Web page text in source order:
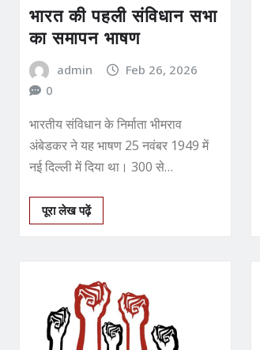
भारत की पहली संविधान सभा
का समापन भाषण
admin
Feb 26, 2026
0
भारतीय संविधान के निर्माता भीमराव
अंबेडकर ने यह भाषण 25 नवंबर 1949 में
नई दिल्ली में दिया था। 300 से…
पूरा लेख पढ़ें